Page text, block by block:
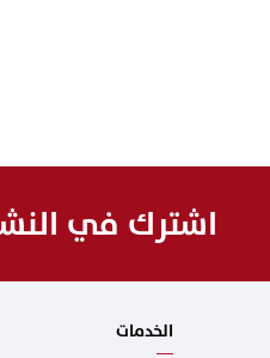
اشترك في
الخدمات